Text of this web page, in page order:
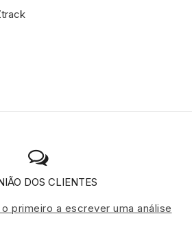
DOS CLIENTES
o primeiro a escrever uma análise